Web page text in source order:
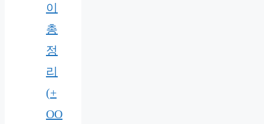
이
총
정
리
(+
OO